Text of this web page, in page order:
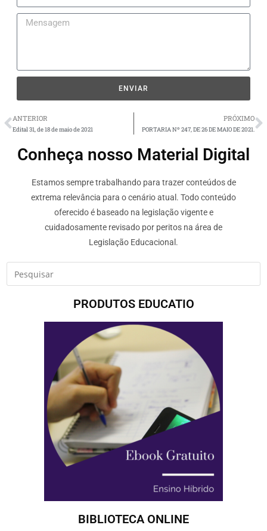
ENVIAR
ANTERIOR
Edital 31, de 18 de maio de 2021
PRÓXIMO
PORTARIA Nº 247, DE 26 DE MAIO DE 2021.
Conheça nosso Material Digital
Estamos sempre trabalhando para trazer conteúdos de
extrema relevância para o cenário atual. Todo conteúdo
oferecido é baseado na legislação vigente e
cuidadosamente revisado por peritos na área de
Legislação Educacional.
PRODUTOS EDUCATIO
BIBLIOTECA ONLINE